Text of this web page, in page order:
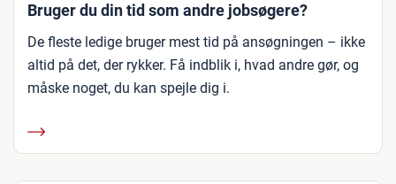
Bruger du din tid som andre jobsøgere?
De fleste ledige bruger mest tid på ansøgningen – ikke
altid på det, der rykker. Få indblik i, hvad andre gør, og
måske noget, du kan spejle dig i.